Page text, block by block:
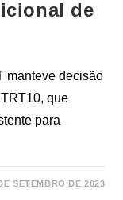
de
manteve decisão
que
para
SETEMBRO DE 2023